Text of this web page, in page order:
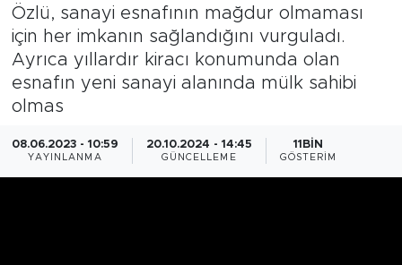
Özlü, sanayi esnafının mağdur olmaması
için her imkanın sağlandığını vurguladı.
Ayrıca yıllardır kiracı konumunda olan
esnafın yeni sanayi alanında mülk sahibi
olmas
08.06.2023 - 10:59
YAYINLANMA
20.10.2024 - 14:45
GÜNCELLEME
11BIN
GÖSTERIM